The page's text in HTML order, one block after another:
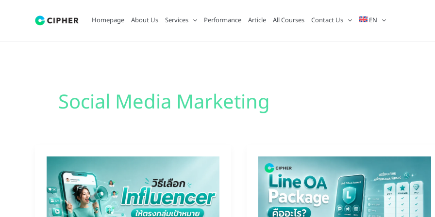
Homepage About Us Services Performance Article All Courses Contact Us EN
Social Media Marketing